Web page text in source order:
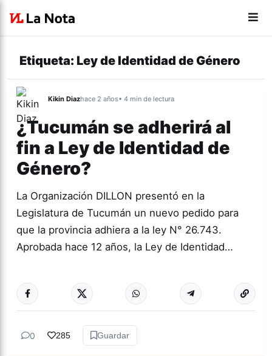
Etiqueta: Ley de Identidad de Género
Kikin Diazhace 2 años• 4 min de lectura
¿Tucumán se adherirá al
fin a Ley de Identidad de
Género?
La Organización DILLON presentó en la
Legislatura de Tucumán un nuevo pedido para
que la provincia adhiera a la ley N° 26.743.
Aprobada hace 12 años, la Ley de Identidad…
GÉNERO Y
DIVERSIDAD
Más
0 285 Guardar